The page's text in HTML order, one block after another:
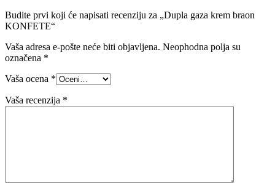
Budite prvi koji će napisati recenziju za „Dupla gaza krem braon
KONFETE“
Vaša adresa e-pošte neće biti objavljena. Neophodna polja su
označena *
Vaša ocena *
Vaša recenzija *